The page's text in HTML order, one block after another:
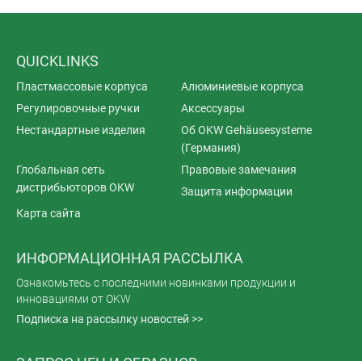
QUICKLINKS
Пластмассовые корпуса
Алюминиевые корпуса
Регулировочные ручки
Аксессуары
Нестандартные изделия
Об OKW Gehäusesysteme
(Германия)
Глобальная сеть
дистрибьюторов OKW
Правовые замечания
Защита информации
Карта сайта
ИНФОРМАЦИОННАЯ РАССЫЛКА
Ознакомьтесь с последними новинками продукции и
инновациями от OKW
Подписка на рассылку новостей >>